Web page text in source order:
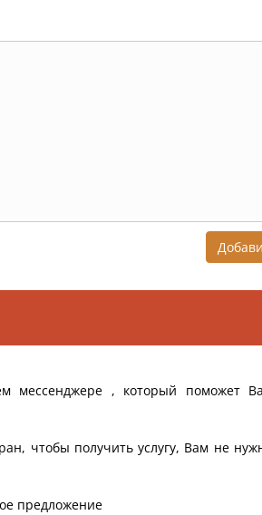
мессенджере , который поможет
чтобы получить услугу, Вам не
предложение